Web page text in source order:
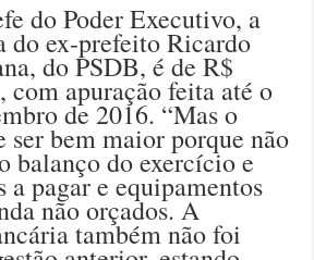
do Poder Executivo, a
do ex-prefeito Ricardo
do PSDB, é de R$
com apuração feita até o
de 2016. “Mas o
ser bem maior porque não
balanço do exercício e
a pagar e equipamentos
não orçados. A
também não foi